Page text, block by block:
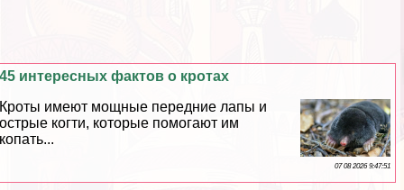
45 интересных фактов о кротах
Кроты имеют мощные передние лапы и
острые когти, которые помогают им
копать...
07 08 2026 9:47:51